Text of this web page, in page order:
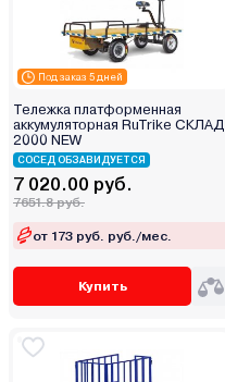
Под заказ 5 дней
Тележка платформенная
аккумуляторная RuTrike СКЛАД
2000 NEW
СОСЕД ОБЗАВИДУЕТСЯ
7 020.00 руб.
7651.8 руб.
от 173 руб. руб./мес.
Купить